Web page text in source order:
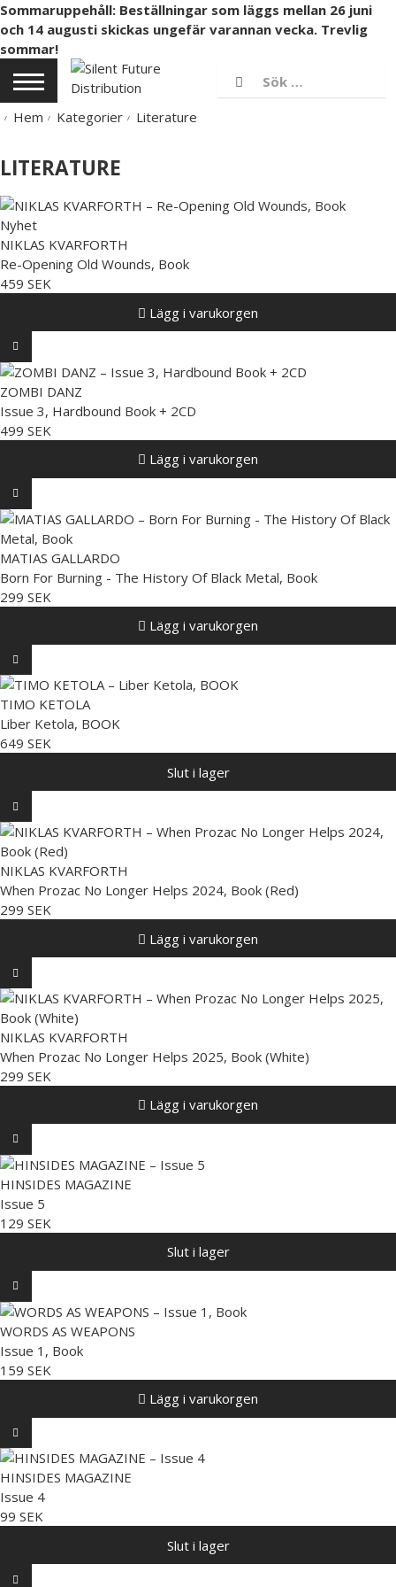
Sommaruppehåll: Beställningar som läggs mellan 26 juni
och 14 augusti skickas ungefär varannan vecka. Trevlig
sommar!
Hem Kategorier Literature
LITERATURE
Nyhet
NIKLAS KVARFORTH
Re-Opening Old Wounds, Book
459 SEK
Lägg i varukorgen
ZOMBI DANZ
Issue 3, Hardbound Book + 2CD
499 SEK
Lägg i varukorgen
MATIAS GALLARDO
Born For Burning - The History Of Black Metal, Book
299 SEK
Lägg i varukorgen
TIMO KETOLA
Liber Ketola, BOOK
649 SEK
Slut i lager
NIKLAS KVARFORTH
When Prozac No Longer Helps 2024, Book (Red)
299 SEK
Lägg i varukorgen
NIKLAS KVARFORTH
When Prozac No Longer Helps 2025, Book (White)
299 SEK
Lägg i varukorgen
HINSIDES MAGAZINE
Issue 5
129 SEK
Slut i lager
WORDS AS WEAPONS
Issue 1, Book
159 SEK
Lägg i varukorgen
HINSIDES MAGAZINE
Issue 4
99 SEK
Slut i lager